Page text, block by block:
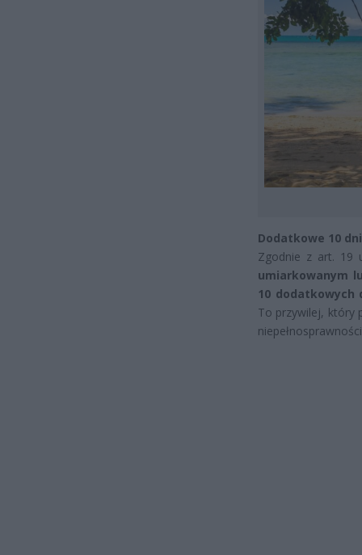
Dodatkowe 10
Zgodnie z art. 19
umiarkowanym
10 dodatkowych
To przywilej, który